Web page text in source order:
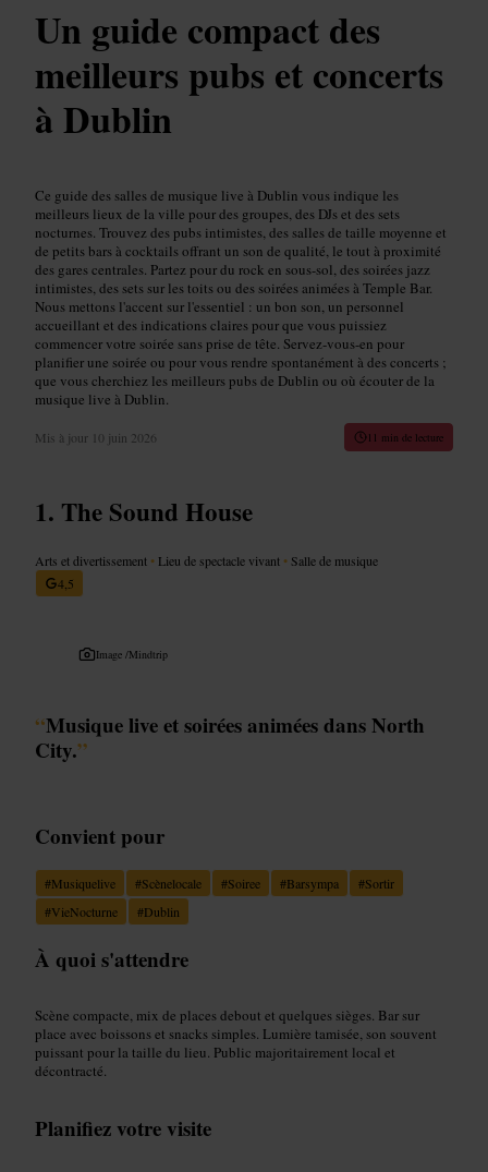
Un guide compact des
meilleurs pubs et concerts
à Dublin
Ce guide des salles de musique live à Dublin vous indique les
meilleurs lieux de la ville pour des groupes, des DJs et des sets
nocturnes. Trouvez des pubs intimistes, des salles de taille moyenne et
de petits bars à cocktails offrant un son de qualité, le tout à proximité
des gares centrales. Partez pour du rock en sous-sol, des soirées jazz
intimistes, des sets sur les toits ou des soirées animées à Temple Bar.
Nous mettons l'accent sur l'essentiel : un bon son, un personnel
accueillant et des indications claires pour que vous puissiez
commencer votre soirée sans prise de tête. Servez‑vous-en pour
planifier une soirée ou pour vous rendre spontanément à des concerts ;
que vous cherchiez les meilleurs pubs de Dublin ou où écouter de la
musique live à Dublin.
Mis à jour 10 juin 2026 11 min de lecture
The Sound House
Arts et divertissement • Lieu de spectacle vivant • Salle de musique
4,5
Image /Mindtrip
“Musique live et soirées animées dans North
City.”
Convient pour
#Musiquelive #Scènelocale #Soiree #Barsympa #Sortir
#VieNocturne #Dublin
À quoi s'attendre
Scène compacte, mix de places debout et quelques sièges. Bar sur
place avec boissons et snacks simples. Lumière tamisée, son souvent
puissant pour la taille du lieu. Public majoritairement local et
décontracté.
Planifiez votre visite